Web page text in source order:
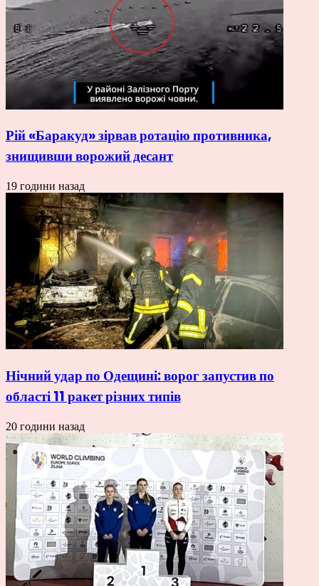
Рій «Баракуд» зірвав ротацію противника,
знищивши ворожий десант
19 години назад
Нічний удар по Одещині: ворог запустив по
області 11 ракет різних типів
20 години назад